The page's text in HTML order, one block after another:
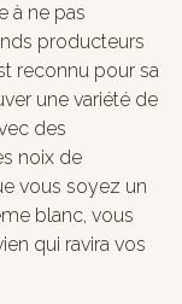
à ne pas
producteurs
reconnu pour sa
une variété de
des
noix de
vous soyez un
blanc, vous
qui ravira vos